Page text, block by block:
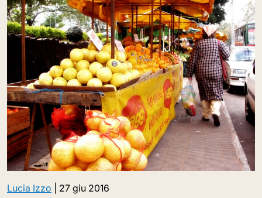
Lucia Izzo 27 giu 2016